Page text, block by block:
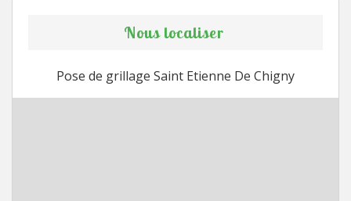
Nous localiser
Pose de grillage Saint Etienne De Chigny